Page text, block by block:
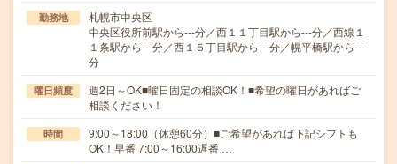
勤務地
札幌市中央区
中央区役所前駅から---分／西１１丁目駅から---分／西線１
１条駅から---分／西１５丁目駅から---分／幌平橋駅から---
分
曜日頻度
週2日～OK■曜日固定の相談OK！■希望の曜日があればご
相談ください！
時間
9:00～18:00（休憩60分）■ご希望があれば下記シフトも
OK！早番 7:00～16:00遅番 …